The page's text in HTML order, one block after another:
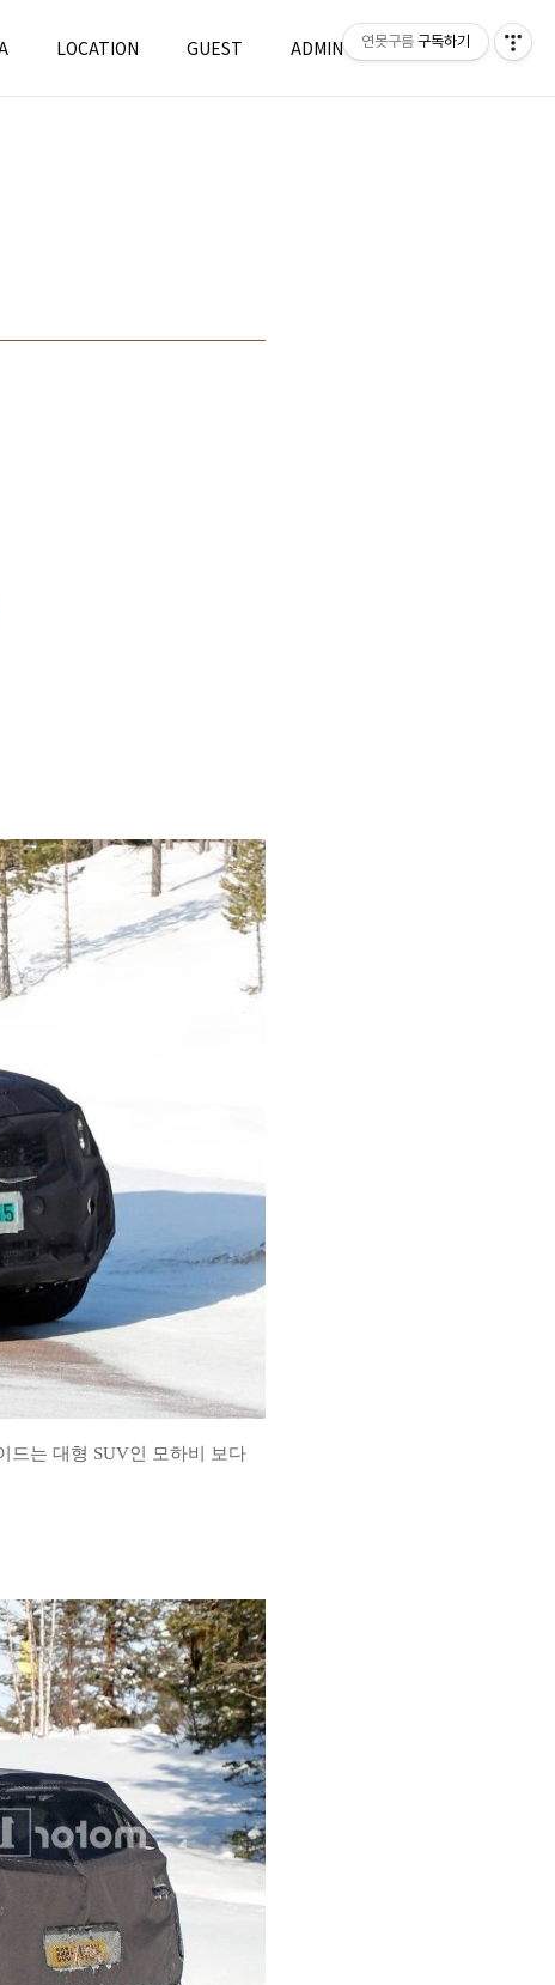
LOCATION GUEST ADMIN WRITE
드는 대형 SUV인 모하비 보다
연못구름 구독하기